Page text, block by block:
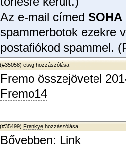
Az e-mail címed SOHA
spammerbotok ezekre
postafiókod spammel.
(#35058) etwg hozzászólása
Fremo összejövetel
Fremo14
(#35499) Frankye hozzászólása
Bővebben: Link